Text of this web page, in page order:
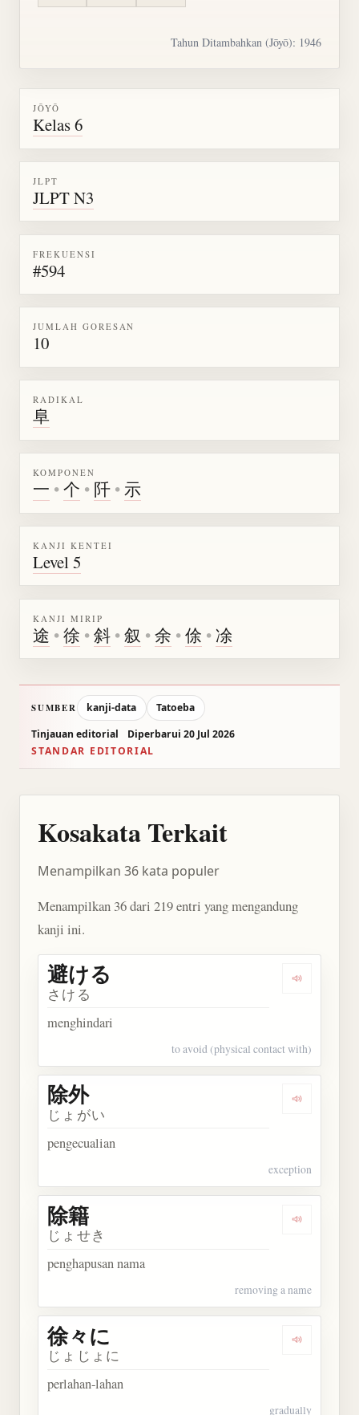
Tahun Ditambahkan (Jōyō): 1946
JŌYŌ
Kelas 6
JLPT
JLPT N3
FREKUENSI
#594
JUMLAH GORESAN
10
RADIKAL
阜
KOMPONEN
一 •个 • 阡 •示
KANJI KENTEI
Level 5
KANJI MIRIP
途 •徐 •斜 •叙 •余 •俆 •凃
SUMBER kanji-data
Tatoeba
Tinjauan editorial
Diperbarui 20 Jul 2026
STANDAR EDITORIAL
Kosakata Terkait
Menampilkan 36 kata populer
Menampilkan 36 dari 219 entri yang mengandung
kanji ini.
Dengarkan
避ける
さける
menghindari
to avoid (physical contact with)
Dengarkan
除外
じょがい
pengecualian
exception
Dengarkan
除籍
じょせき
penghapusan nama
removing a name
Dengarkan
徐々に
じょじょに
perlahan-lahan
gradually